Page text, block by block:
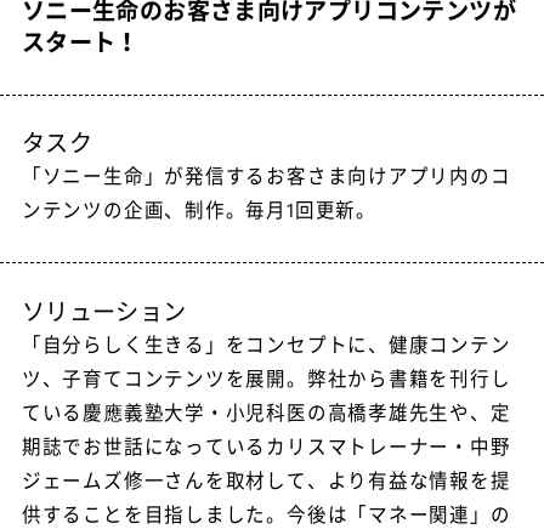
ソニー生命のお客さま向けアプリコンテンツが
スタート！
タスク
「ソニー生命」が発信するお客さま向けアプリ内のコ
ンテンツの企画、制作。毎月1回更新。
ソリューション
「自分らしく生きる」をコンセプトに、健康コンテン
ツ、子育てコンテンツを展開。弊社から書籍を刊行し
ている慶應義塾大学・小児科医の高橋孝雄先生や、定
期誌でお世話になっているカリスマトレーナー・中野
ジェームズ修一さんを取材して、より有益な情報を提
供することを目指しました。今後は「マネー関連」の